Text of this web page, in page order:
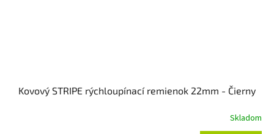
Kovový STRIPE rýchloupínací remienok 22mm - Čierny
Skladom